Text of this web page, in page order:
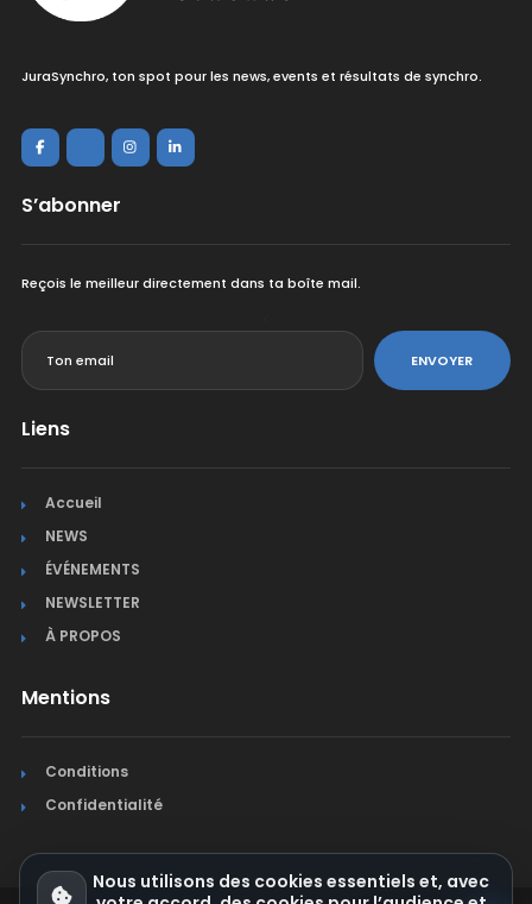
JuraSynchro, ton spot pour les news, events et résultats de synchro.
S’abonner
Reçois le meilleur directement dans ta boîte mail.
ENVOYER
Liens
Accueil
NEWS
ÉVÉNEMENTS
NEWSLETTER
À PROPOS
Mentions
Conditions
Confidentialité
Nous utilisons des cookies essentiels et, avec